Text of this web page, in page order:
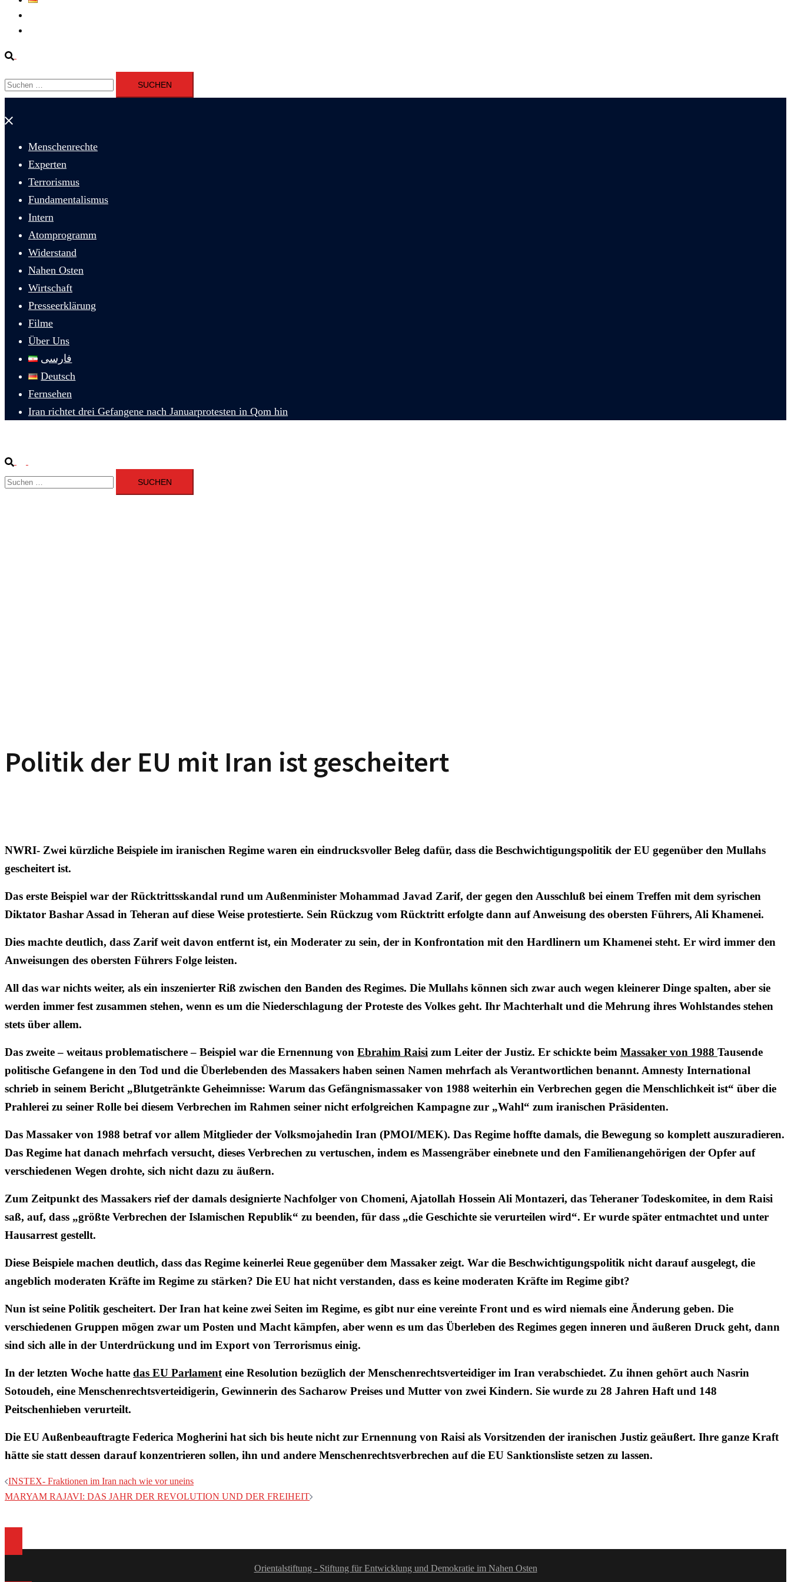
Suche
Suchen
nach:
Menü
Menschenrechte
Experten
Terrorismus
Fundamentalismus
Intern
Atomprogramm
Widerstand
Nahen Osten
Wirtschaft
Presseerklärung
Filme
Über Uns
فارسی
Deutsch
Fernsehen
Iran richtet drei Gefangene nach Januarprotesten in Qom hin
Suche
umschalten
Suchen
nach:
Politik der EU mit Iran ist gescheitert
NWRI- Zwei kürzliche Beispiele im iranischen Regime waren ein eindrucksvoller Beleg dafür, dass die Beschwichtigungspolitik der EU gegenüber den Mullahs
gescheitert ist.
Das erste Beispiel war der Rücktrittsskandal rund um Außenminister Mohammad Javad Zarif, der gegen den Ausschluß bei einem Treffen mit dem syrischen
Diktator Bashar Assad in Teheran auf diese Weise protestierte. Sein Rückzug vom Rücktritt erfolgte dann auf Anweisung des obersten Führers, Ali Khamenei.
Dies machte deutlich, dass Zarif weit davon entfernt ist, ein Moderater zu sein, der in Konfrontation mit den Hardlinern um Khamenei steht. Er wird immer den
Anweisungen des obersten Führers Folge leisten.
All das war nichts weiter, als ein inszenierter Riß zwischen den Banden des Regimes. Die Mullahs können sich zwar auch wegen kleinerer Dinge spalten, aber sie
werden immer fest zusammen stehen, wenn es um die Niederschlagung der Proteste des Volkes geht. Ihr Machterhalt und die Mehrung ihres Wohlstandes stehen
stets über allem.
Das zweite – weitaus problematischere – Beispiel war die Ernennung von Ebrahim Raisi zum Leiter der Justiz. Er schickte beim Massaker von 1988 Tausende
politische Gefangene in den Tod und die Überlebenden des Massakers haben seinen Namen mehrfach als Verantwortlichen benannt. Amnesty International
schrieb in seinem Bericht „Blutgetränkte Geheimnisse: Warum das Gefängnismassaker von 1988 weiterhin ein Verbrechen gegen die Menschlichkeit ist“ über die
Prahlerei zu seiner Rolle bei diesem Verbrechen im Rahmen seiner nicht erfolgreichen Kampagne zur „Wahl“ zum iranischen Präsidenten.
Das Massaker von 1988 betraf vor allem Mitglieder der Volksmojahedin Iran (PMOI/MEK). Das Regime hoffte damals, die Bewegung so komplett auszuradieren.
Das Regime hat danach mehrfach versucht, dieses Verbrechen zu vertuschen, indem es Massengräber einebnete und den Familienangehörigen der Opfer auf
verschiedenen Wegen drohte, sich nicht dazu zu äußern.
Zum Zeitpunkt des Massakers rief der damals designierte Nachfolger von Chomeni, Ajatollah Hossein Ali Montazeri, das Teheraner Todeskomitee, in dem Raisi
saß, auf, dass „größte Verbrechen der Islamischen Republik“ zu beenden, für dass „die Geschichte sie verurteilen wird“. Er wurde später entmachtet und unter
Hausarrest gestellt.
Diese Beispiele machen deutlich, dass das Regime keinerlei Reue gegenüber dem Massaker zeigt. War die Beschwichtigungspolitik nicht darauf ausgelegt, die
angeblich moderaten Kräfte im Regime zu stärken? Die EU hat nicht verstanden, dass es keine moderaten Kräfte im Regime gibt?
Nun ist seine Politik gescheitert. Der Iran hat keine zwei Seiten im Regime, es gibt nur eine vereinte Front und es wird niemals eine Änderung geben. Die
verschiedenen Gruppen mögen zwar um Posten und Macht kämpfen, aber wenn es um das Überleben des Regimes gegen inneren und äußeren Druck geht, dann
sind sich alle in der Unterdrückung und im Export von Terrorismus einig.
In der letzten Woche hatte das EU Parlament eine Resolution bezüglich der Menschenrechtsverteidiger im Iran verabschiedet. Zu ihnen gehört auch Nasrin
Sotoudeh, eine Menschenrechtsverteidigerin, Gewinnerin des Sacharow Preises und Mutter von zwei Kindern. Sie wurde zu 28 Jahren Haft und 148
Peitschenhieben verurteilt.
Die EU Außenbeauftragte Federica Mogherini hat sich bis heute nicht zur Ernennung von Raisi als Vorsitzenden der iranischen Justiz geäußert. Ihre ganze Kraft
hätte sie statt dessen darauf konzentrieren sollen, ihn und andere Menschenrechtsverbrechen auf die EU Sanktionsliste setzen zu lassen.
Beitragsnavigation
INSTEX- Fraktionen im Iran nach wie vor uneins
MARYAM RAJAVI: DAS JAHR DER REVOLUTION UND DER FREIHEIT
Orientalstiftung - Stiftung für Entwicklung und Demokratie im Nahen Osten